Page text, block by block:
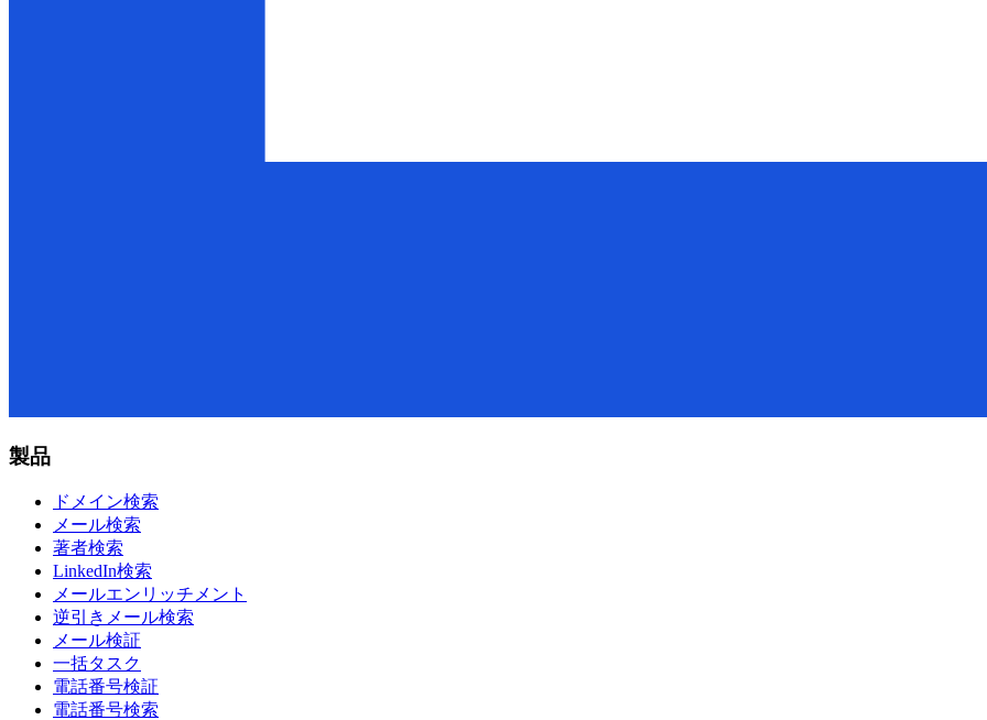
製品
ドメイン検索
メール検索
著者検索
LinkedIn検索
メールエンリッチメント
逆引きメール検索
メール検証
一括タスク
電話番号検証
電話番号検索